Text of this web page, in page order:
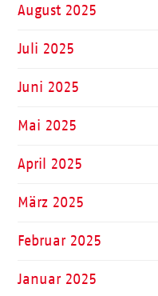
August 2025
Juli 2025
Juni 2025
Mai 2025
April 2025
März 2025
Februar 2025
Januar 2025